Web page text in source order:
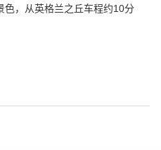
色，从英格兰之丘车程约10分